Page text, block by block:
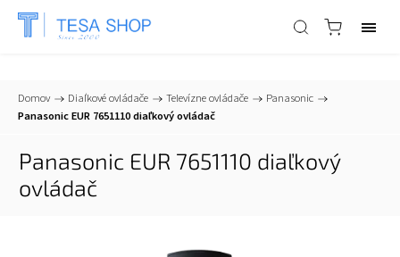
📞+421 903 553 805 info@tesa-systems.sk
Domov / Diaľkové ovládače / Televízne ovládače / Panasonic /
Panasonic EUR 7651110 diaľkový ovládač
Panasonic EUR 7651110 diaľkový
ovládač